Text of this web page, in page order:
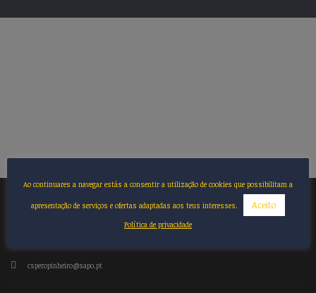
csperopinheiro@sapo.pt
Ao continuares a navegar estás a consentir a utilização de cookies que possibilitam a
apresentação de serviços e ofertas adaptadas aos teus interesses. Aceito
Política de privacidade